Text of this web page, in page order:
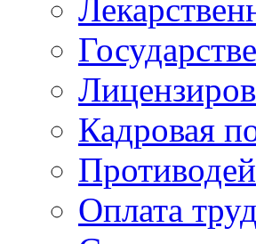
Кадровая
Оплата